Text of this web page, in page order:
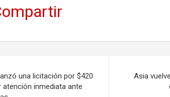
una licitación por $420
inmediata ante
Asia